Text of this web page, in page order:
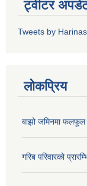
ट्वीटर
Tweets by
लोकप्रिय
बाझो जमिनमा फलफूल
गरिब परिवारको